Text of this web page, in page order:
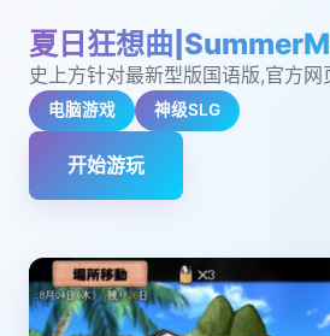
夏日狂想曲
史上方针对最新型版国语版,官方网
电脑游戏 神级SLG
开始游玩